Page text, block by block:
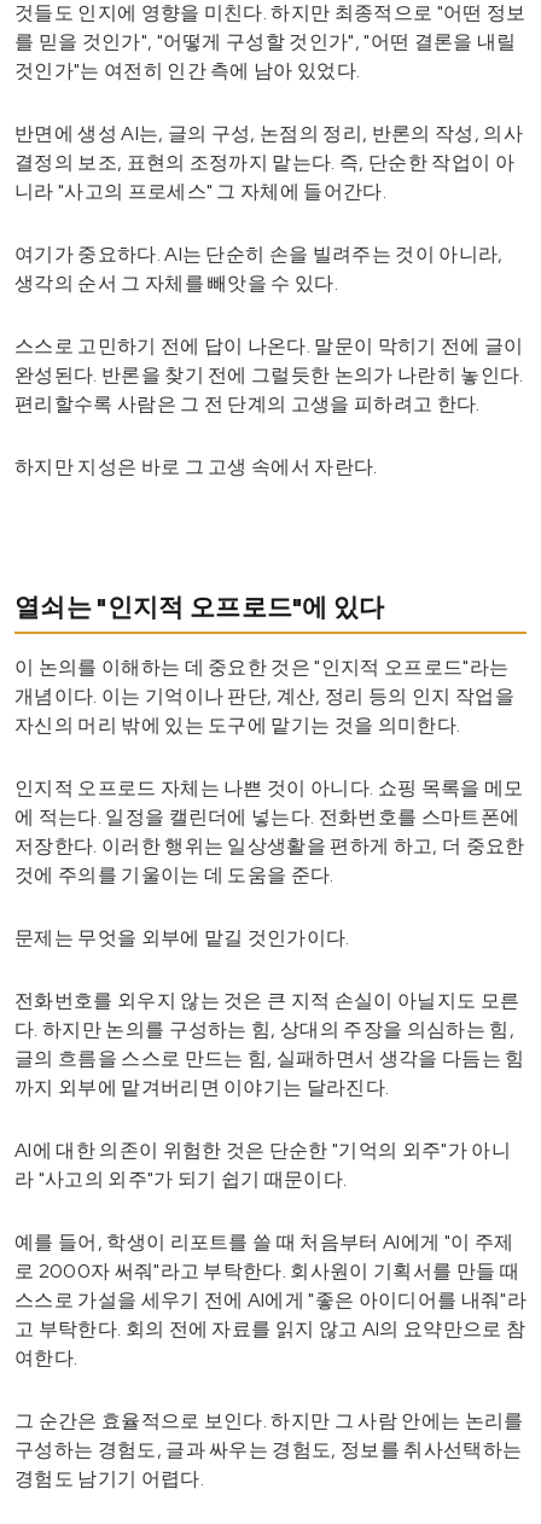
것들도 인지에 영향을 미친다. 하지만 최종적으로 "어떤 정보
를 믿을 것인가", "어떻게 구성할 것인가", "어떤 결론을 내릴
것인가"는 여전히 인간 측에 남아 있었다.
반면에 생성 AI는, 글의 구성, 논점의 정리, 반론의 작성, 의사
결정의 보조, 표현의 조정까지 맡는다. 즉, 단순한 작업이 아
니라 "사고의 프로세스" 그 자체에 들어간다.
여기가 중요하다. AI는 단순히 손을 빌려주는 것이 아니라,
생각의 순서 그 자체를 빼앗을 수 있다.
스스로 고민하기 전에 답이 나온다. 말문이 막히기 전에 글이
완성된다. 반론을 찾기 전에 그럴듯한 논의가 나란히 놓인다.
편리할수록 사람은 그 전 단계의 고생을 피하려고 한다.
하지만 지성은 바로 그 고생 속에서 자란다.
열쇠는 "인지적 오프로드"에 있다
이 논의를 이해하는 데 중요한 것은 "인지적 오프로드"라는
개념이다. 이는 기억이나 판단, 계산, 정리 등의 인지 작업을
자신의 머리 밖에 있는 도구에 맡기는 것을 의미한다.
인지적 오프로드 자체는 나쁜 것이 아니다. 쇼핑 목록을 메모
에 적는다. 일정을 캘린더에 넣는다. 전화번호를 스마트폰에
저장한다. 이러한 행위는 일상생활을 편하게 하고, 더 중요한
것에 주의를 기울이는 데 도움을 준다.
문제는 무엇을 외부에 맡길 것인가이다.
전화번호를 외우지 않는 것은 큰 지적 손실이 아닐지도 모른
다. 하지만 논의를 구성하는 힘, 상대의 주장을 의심하는 힘,
글의 흐름을 스스로 만드는 힘, 실패하면서 생각을 다듬는 힘
까지 외부에 맡겨버리면 이야기는 달라진다.
AI에 대한 의존이 위험한 것은 단순한 "기억의 외주"가 아니
라 "사고의 외주"가 되기 쉽기 때문이다.
예를 들어, 학생이 리포트를 쓸 때 처음부터 AI에게 "이 주제
로 2000자 써줘"라고 부탁한다. 회사원이 기획서를 만들 때
스스로 가설을 세우기 전에 AI에게 "좋은 아이디어를 내줘"라
고 부탁한다. 회의 전에 자료를 읽지 않고 AI의 요약만으로 참
여한다.
그 순간은 효율적으로 보인다. 하지만 그 사람 안에는 논리를
구성하는 경험도, 글과 싸우는 경험도, 정보를 취사선택하는
경험도 남기기 어렵다.